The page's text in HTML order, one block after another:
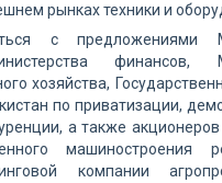
рынках техники и
с предложениями
финансов,
хозяйства,
по приватизации,
а также
машиностроения
компании